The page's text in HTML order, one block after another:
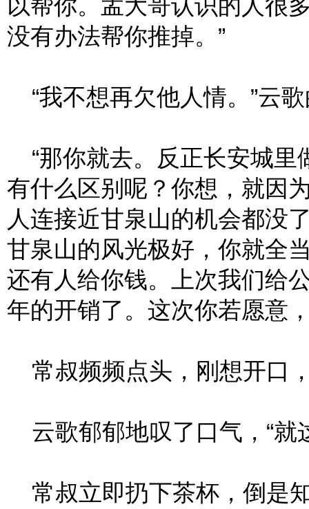
以帮你。孟大哥认识的人很
没有办法帮你推掉。”
“我不想再欠他人情。”云
“那你就去。反正长安城里
有什么区别呢？你想，就因
人连接近甘泉山的机会都没
甘泉山的风光极好，你就全
还有人给你钱。上次我们给
年的开销了。这次你若愿意
常叔频频点头，刚想开口
云歌郁郁地叹了口气，“就
常叔立即扔下茶杯，倒是